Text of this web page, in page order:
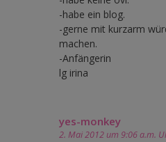
-habe ein blog.
-gerne mit kurzarm
machen.
-Anfängerin
lg irina
yes-monkey
2. Mai 2012 um 9:06 a.m.